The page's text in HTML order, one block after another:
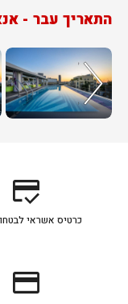
התאריך עבר -
credit_score
כרטיס אשראי
credit_card